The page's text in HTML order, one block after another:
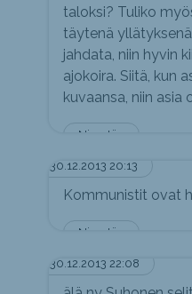
Nimetön
taloksi? Tuliko
täytenä
jahdata, niin hyvin
ajokoira. Siitä, kun
kuvaansa, niin asia
30.12.2013 20:13
Nimetön
Kommunistit ovat
30.12.2013 22:08